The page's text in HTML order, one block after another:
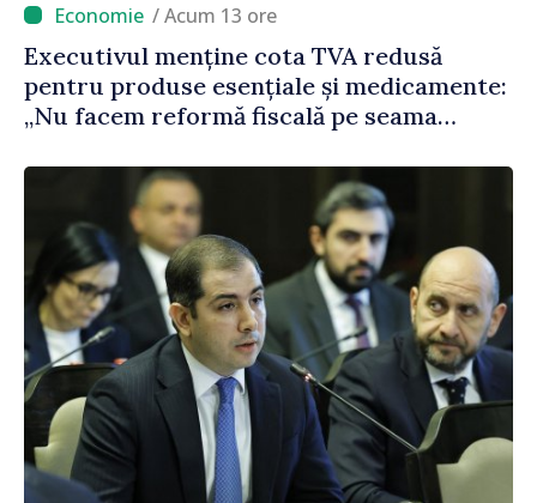
/ Acum 13 ore
Executivul menține cota TVA redusă
pentru produse esențiale și medicamente:
„Nu facem reformă fiscală pe seama